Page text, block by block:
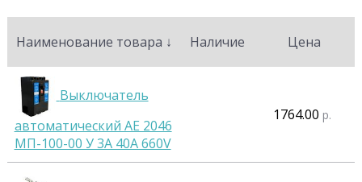
Наименование товара ↓ Наличие Цена
Выключатель
автоматический АЕ 2046
МП-100-00 У 3А 40А 660V
1764.00 р.